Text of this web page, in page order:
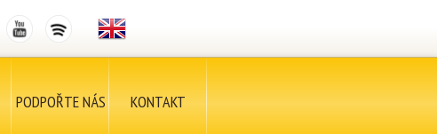
PODPOŘTE NÁS KONTAKT